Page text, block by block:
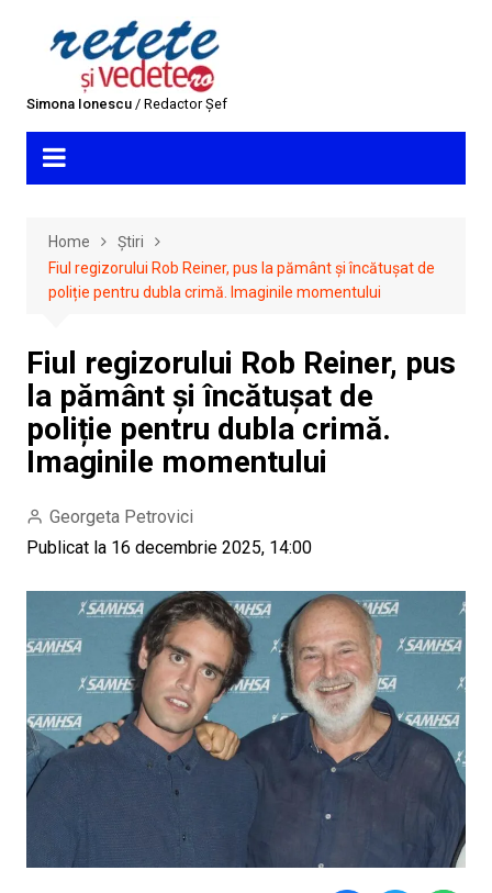
Simona Ionescu/ Redactor Șef
Home
Știri
Fiul regizorului Rob Reiner, pus la pământ și încătușat de
poliție pentru dubla crimă. Imaginile momentului
Fiul regizorului Rob Reiner, pus
la pământ și încătușat de
poliție pentru dubla crimă.
Imaginile momentului
Georgeta Petrovici
Publicat la 16 decembrie 2025, 14:00